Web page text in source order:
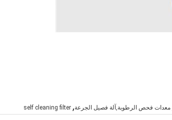
معدات فحص الرطوبة,آلة فصيل الجرعة,
self cleaning filter